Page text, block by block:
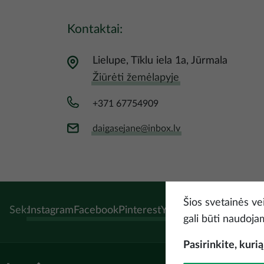
Kontaktai:
Lielupe, Tīklu iela 1a, Jūrmala
Žiūrėti žemėlapyje
+371 67754909
daigasejane@inbox.lv
Sek:Instagram FacebookPinterestYoutube
Šios svetainės
gali būti
Pasirinkite,